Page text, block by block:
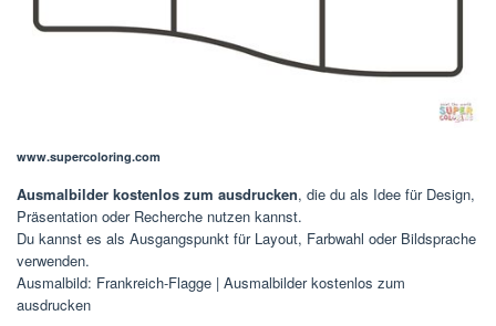
www.supercoloring.com
Ausmalbilder kostenlos zum ausdrucken, die du als Idee für Design,
Präsentation oder Recherche nutzen kannst.
Du kannst es als Ausgangspunkt für Layout, Farbwahl oder Bildsprache
verwenden.
Ausmalbild: Frankreich-Flagge | Ausmalbilder kostenlos zum
ausdrucken